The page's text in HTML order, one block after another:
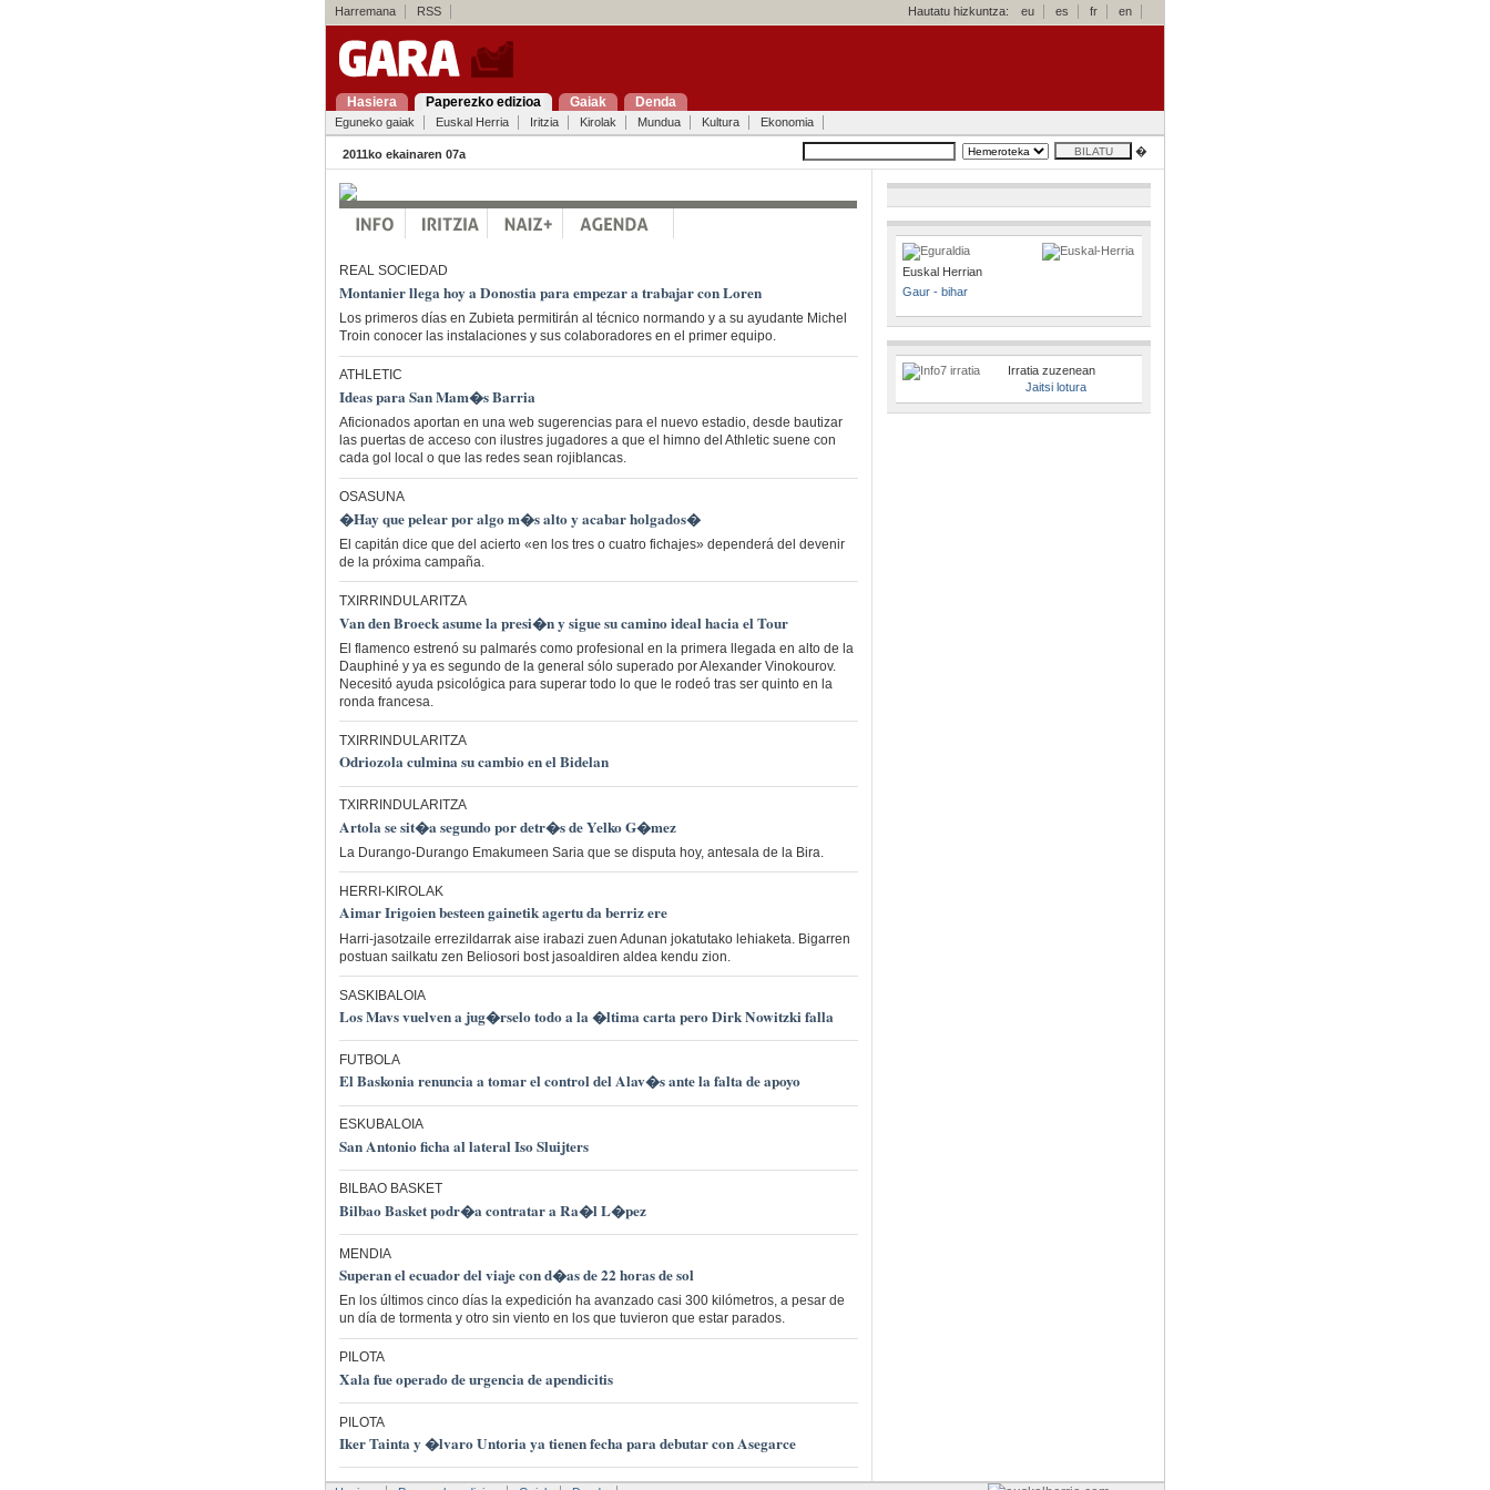
Harremana RSS Hautatu hizkuntza: eu es fr en
Hasiera Paperezko edizioa Gaiak Denda
Eguneko gaiak Euskal Herria Iritzia Kirolak Mundua Kultura Ekonomia
2011ko ekainaren 07a �
REAL SOCIEDAD
Montanier llega hoy a Donostia para empezar a trabajar con Loren
Los primeros días en Zubieta permitirán al técnico normando y a su ayudante Michel
Troin conocer las instalaciones y sus colaboradores en el primer equipo.
ATHLETIC
Ideas para San Mam�s Barria
Aficionados aportan en una web sugerencias para el nuevo estadio, desde bautizar
las puertas de acceso con ilustres jugadores a que el himno del Athletic suene con
cada gol local o que las redes sean rojiblancas.
OSASUNA
�Hay que pelear por algo m�s alto y acabar holgados�
El capitán dice que del acierto «en los tres o cuatro fichajes» dependerá del devenir
de la próxima campaña.
TXIRRINDULARITZA
Van den Broeck asume la presi�n y sigue su camino ideal hacia el Tour
El flamenco estrenó su palmarés como profesional en la primera llegada en alto de la
Dauphiné y ya es segundo de la general sólo superado por Alexander Vinokourov.
Necesitó ayuda psicológica para superar todo lo que le rodeó tras ser quinto en la
ronda francesa.
TXIRRINDULARITZA
Odriozola culmina su cambio en el Bidelan
TXIRRINDULARITZA
Artola se sit�a segundo por detr�s de Yelko G�mez
La Durango-Durango Emakumeen Saria que se disputa hoy, antesala de la Bira.
HERRI-KIROLAK
Aimar Irigoien besteen gainetik agertu da berriz ere
Harri-jasotzaile errezildarrak aise irabazi zuen Adunan jokatutako lehiaketa. Bigarren
postuan sailkatu zen Beliosori bost jasoaldiren aldea kendu zion.
SASKIBALOIA
Los Mavs vuelven a jug�rselo todo a la �ltima carta pero Dirk Nowitzki falla
FUTBOLA
El Baskonia renuncia a tomar el control del Alav�s ante la falta de apoyo
ESKUBALOIA
San Antonio ficha al lateral Iso Sluijters
BILBAO BASKET
Bilbao Basket podr�a contratar a Ra�l L�pez
MENDIA
Superan el ecuador del viaje con d�as de 22 horas de sol
En los últimos cinco días la expedición ha avanzado casi 300 kilómetros, a pesar de
un día de tormenta y otro sin viento en los que tuvieron que estar parados.
PILOTA
Xala fue operado de urgencia de apendicitis
PILOTA
Iker Tainta y �lvaro Untoria ya tienen fecha para debutar con Asegarce
Euskal Herrian
Gaur - bihar
Irratia zuzenean
Jaitsi lotura